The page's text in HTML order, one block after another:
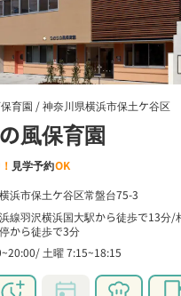
育園 /神奈川県横浜市保土ケ谷区
風保育園
見学予約OK
浜市保土ケ谷区常盤台75-3
線羽沢横浜国大駅から徒歩で13分
から徒歩で3分
土曜 7:15~18:15